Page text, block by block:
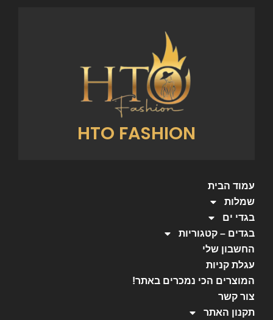
HTO FASHION
עמוד הבית
שמלות
בגדי ים
בגדים – קטגוריות
החשבון שלי
עגלת קניות
המוצרים הכי נמכרים באתר!
צור קשר
תקנון האתר